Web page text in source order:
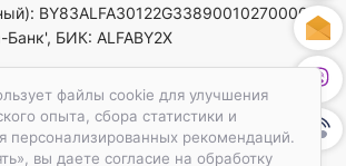
файлы cookie для улучшения
опыта, сбора статистики и
персонализированных рекомендаций.
вы даете согласие на обработку
BY83ALFA30122G33890010270000 в
БИК: ALFABY2X
реестре от 14.08.2025 Минский
прав потребителей